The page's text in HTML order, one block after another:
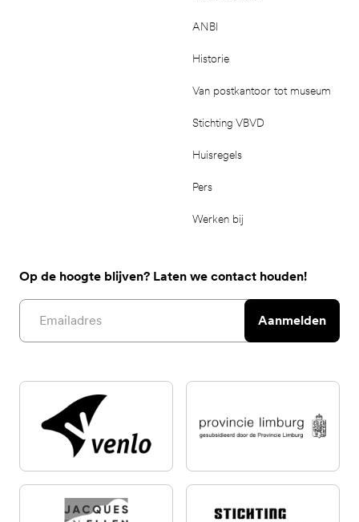
ANBI
Historie
Van postkantoor tot museum
Stichting VBVD
Huisregels
Pers
Werken bij
Op de hoogte blijven? Laten we contact houden!
Email address
Aanmelden